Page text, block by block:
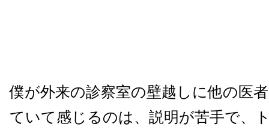
僕が外来の診察室の壁越しに他の医
ていて感じるのは、説明が苦手で、